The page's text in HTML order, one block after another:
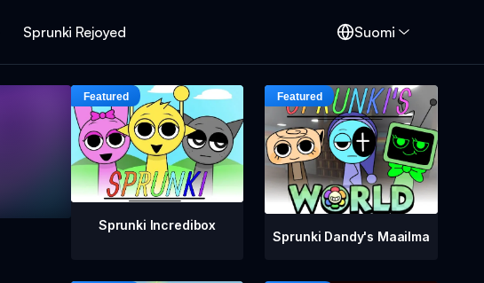
Sprunki Rejoyed Suomi
Sprunki Incredibox
Sprunki Dandy's Maailma